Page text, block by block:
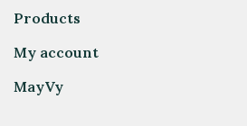
Products
My account
MayVy